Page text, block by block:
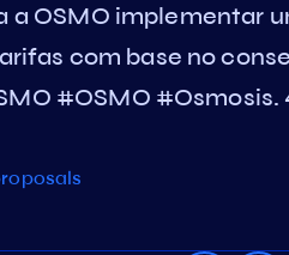
a OSMO implementar
com base no
#OSMO #Osmosis.